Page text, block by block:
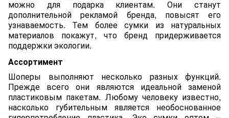
можно для подарка клиентам. Они станут
дополнительной рекламой бренда, повысят его
узнаваемость. Тем более сумки из натуральных
материалов покажут, что бренд придерживается
поддержки экологии.
Ассортимент
Шоперы выполняют несколько разных функций.
Прежде всего они являются идеальной заменой
пластиковым пакетам. Любому человеку известно,
насколько губительным является необоснованное